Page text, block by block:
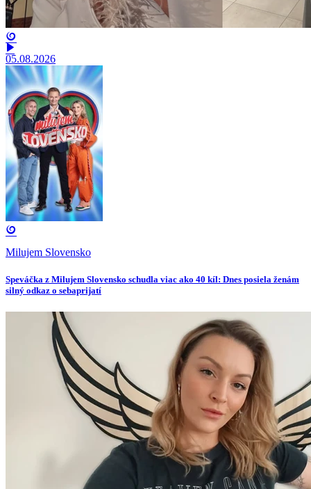
05.08.2026
Milujem Slovensko
Speváčka z Milujem Slovensko schudla viac ako 40 kíl: Dnes posiela ženám
silný odkaz o sebaprijatí